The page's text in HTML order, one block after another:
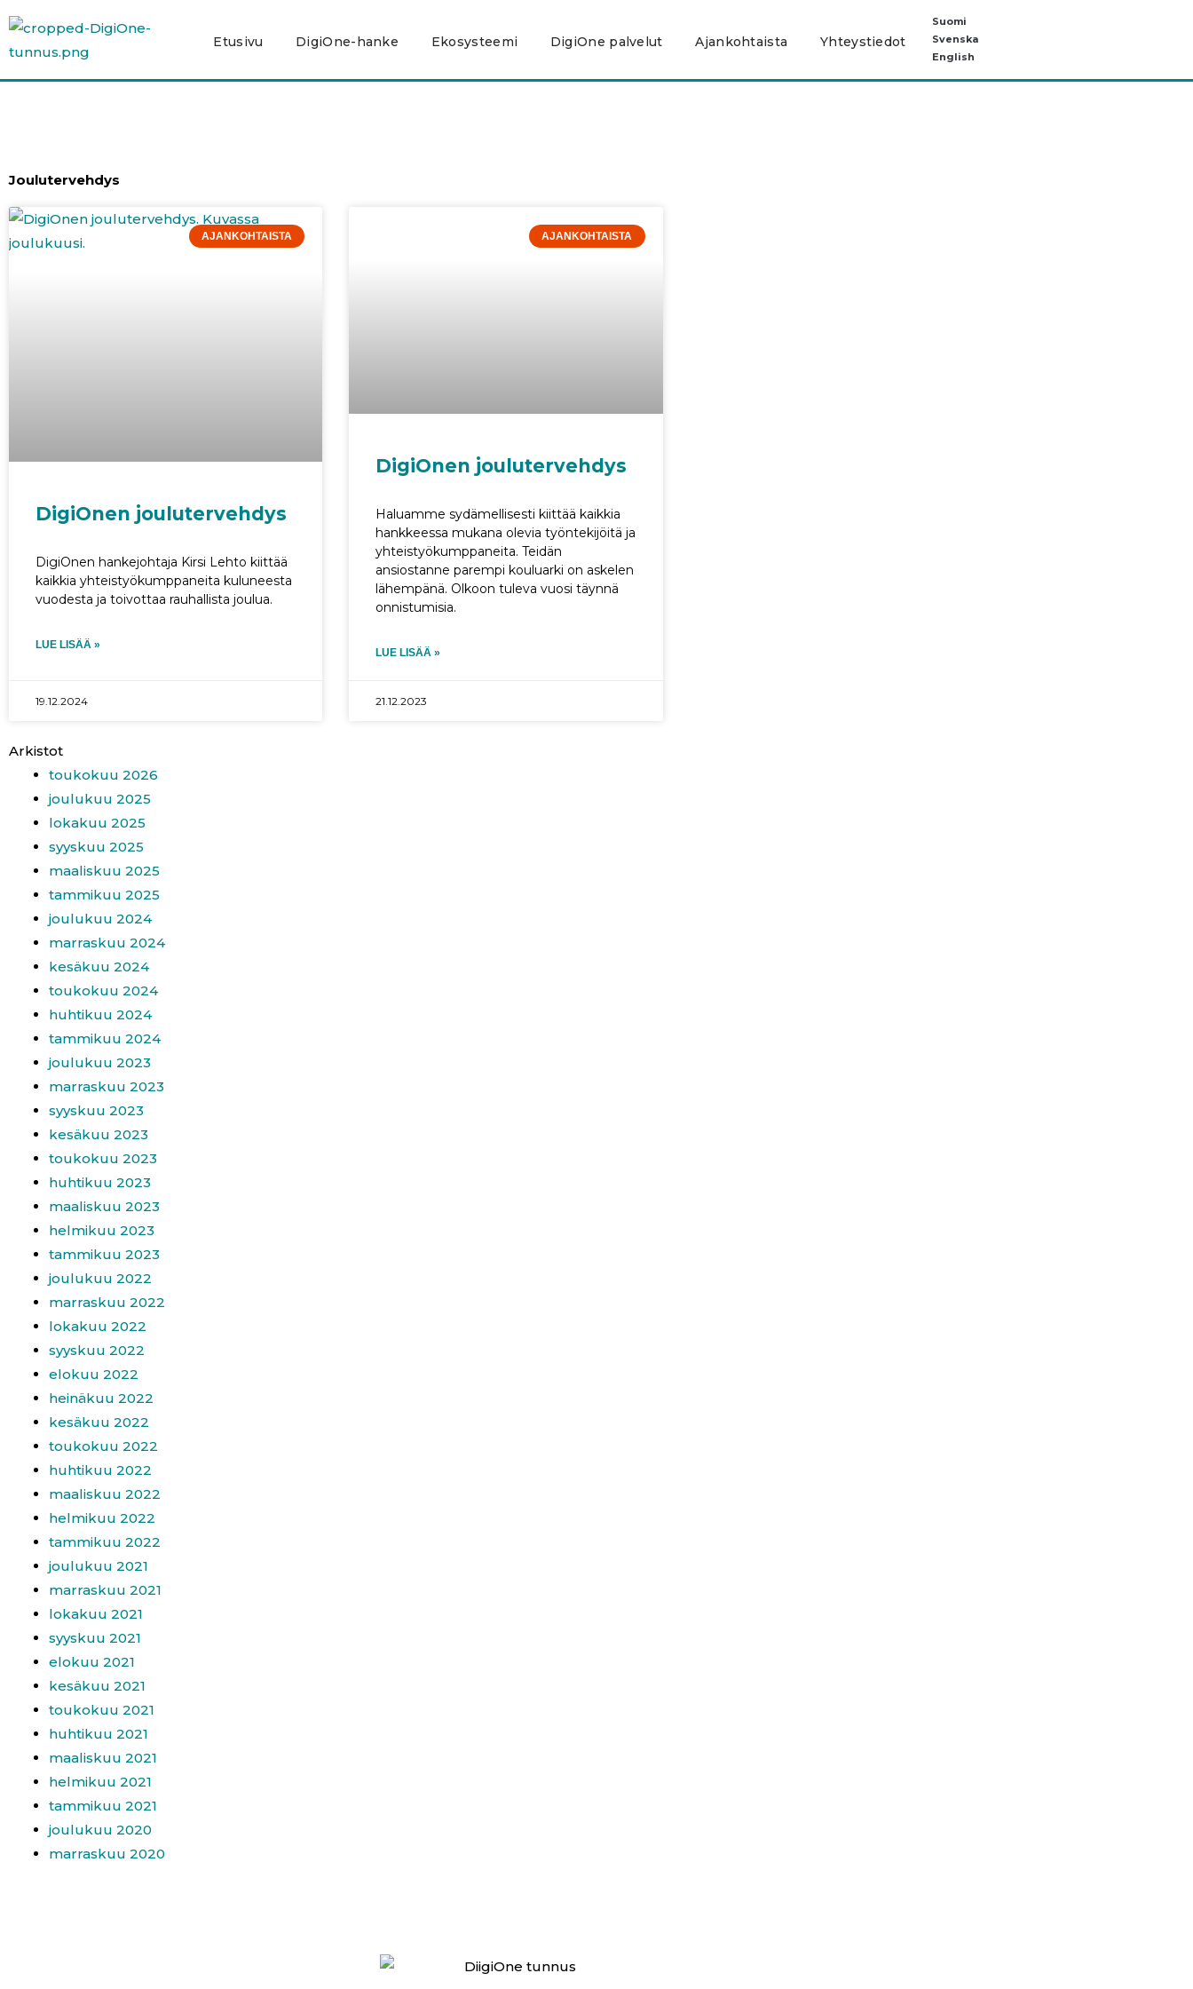
sisältöön
Etusivu DigiOne-hanke Ekosysteemi DigiOne palvelut Ajankohtaista Yhteystiedot
Suomi
Svenska
English
Joulutervehdys
AJANKOHTAISTA
DigiOnen joulutervehdys
DigiOnen hankejohtaja Kirsi Lehto kiittää
kaikkia yhteistyökumppaneita kuluneesta
vuodesta ja toivottaa rauhallista joulua.
LUE LISÄÄ »
19.12.2024
AJANKOHTAISTA
DigiOnen joulutervehdys
Haluamme sydämellisesti kiittää kaikkia
hankkeessa mukana olevia työntekijöitä ja
yhteistyökumppaneita. Teidän
ansiostanne parempi kouluarki on askelen
lähempänä. Olkoon tuleva vuosi täynnä
onnistumisia.
LUE LISÄÄ »
21.12.2023
Arkistot
toukokuu 2026
joulukuu 2025
lokakuu 2025
syyskuu 2025
maaliskuu 2025
tammikuu 2025
joulukuu 2024
marraskuu 2024
kesäkuu 2024
toukokuu 2024
huhtikuu 2024
tammikuu 2024
joulukuu 2023
marraskuu 2023
syyskuu 2023
kesäkuu 2023
toukokuu 2023
huhtikuu 2023
maaliskuu 2023
helmikuu 2023
tammikuu 2023
joulukuu 2022
marraskuu 2022
lokakuu 2022
syyskuu 2022
elokuu 2022
heinäkuu 2022
kesäkuu 2022
toukokuu 2022
huhtikuu 2022
maaliskuu 2022
helmikuu 2022
tammikuu 2022
joulukuu 2021
marraskuu 2021
lokakuu 2021
syyskuu 2021
elokuu 2021
kesäkuu 2021
toukokuu 2021
huhtikuu 2021
maaliskuu 2021
helmikuu 2021
tammikuu 2021
joulukuu 2020
marraskuu 2020